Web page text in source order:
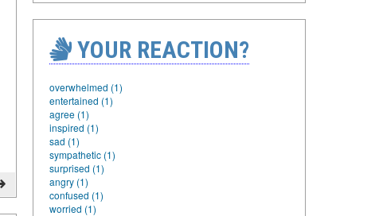
YOUR REACTION?
overwhelmed (1)
entertained (1)
agree (1)
inspired (1)
sad (1)
sympathetic (1)
surprised (1)
angry (1)
confused (1)
worried (1)